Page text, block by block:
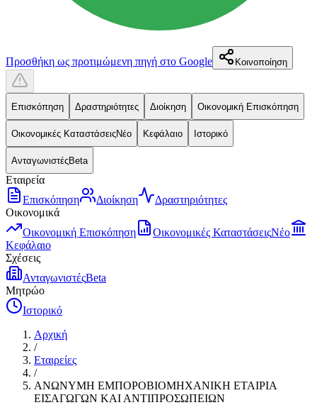
Προσθήκη ως προτιμώμενη πηγή στο Google Κοινοποίηση
Επισκόπηση Δραστηριότητες Διοίκηση Οικονομική Επισκόπηση
Οικονομικές ΚαταστάσειςΝέο Κεφάλαιο Ιστορικό
ΑνταγωνιστέςBeta
Εταιρεία
Επισκόπηση
Διοίκηση
Δραστηριότητες
Οικονομικά
Οικονομική Επισκόπηση
Οικονομικές ΚαταστάσειςΝέο
Κεφάλαιο
Σχέσεις
ΑνταγωνιστέςBeta
Μητρώο
Ιστορικό
Αρχική
/
Εταιρείες
/
ΑΝΩΝΥΜΗ ΕΜΠΟΡΟΒΙΟΜΗΧΑΝΙΚΗ ΕΤΑΙΡΙΑ
ΕΙΣΑΓΩΓΩΝ ΚΑΙ ΑΝΤΙΠΡΟΣΩΠΕΙΩΝ